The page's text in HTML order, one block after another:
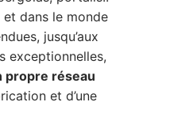
dans le monde
jusqu’aux
exceptionnelles,
propre réseau
et d’une